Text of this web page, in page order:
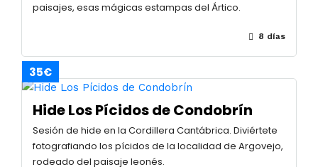
paisajes, esas mágicas estampas del Ártico.
8 días
35€
Hide Los Pícidos de Condobrín
Sesión de hide en la Cordillera Cantábrica. Diviértete
fotografiando los pícidos de la localidad de Argovejo,
rodeado del paisaje leonés.